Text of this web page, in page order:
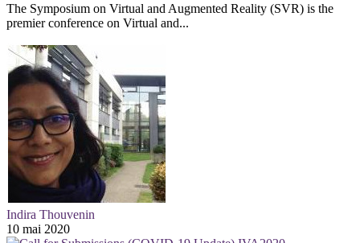
The Symposium on Virtual and Augmented Reality (SVR) is the
premier conference on Virtual and...
Indira Thouvenin
10 mai 2020